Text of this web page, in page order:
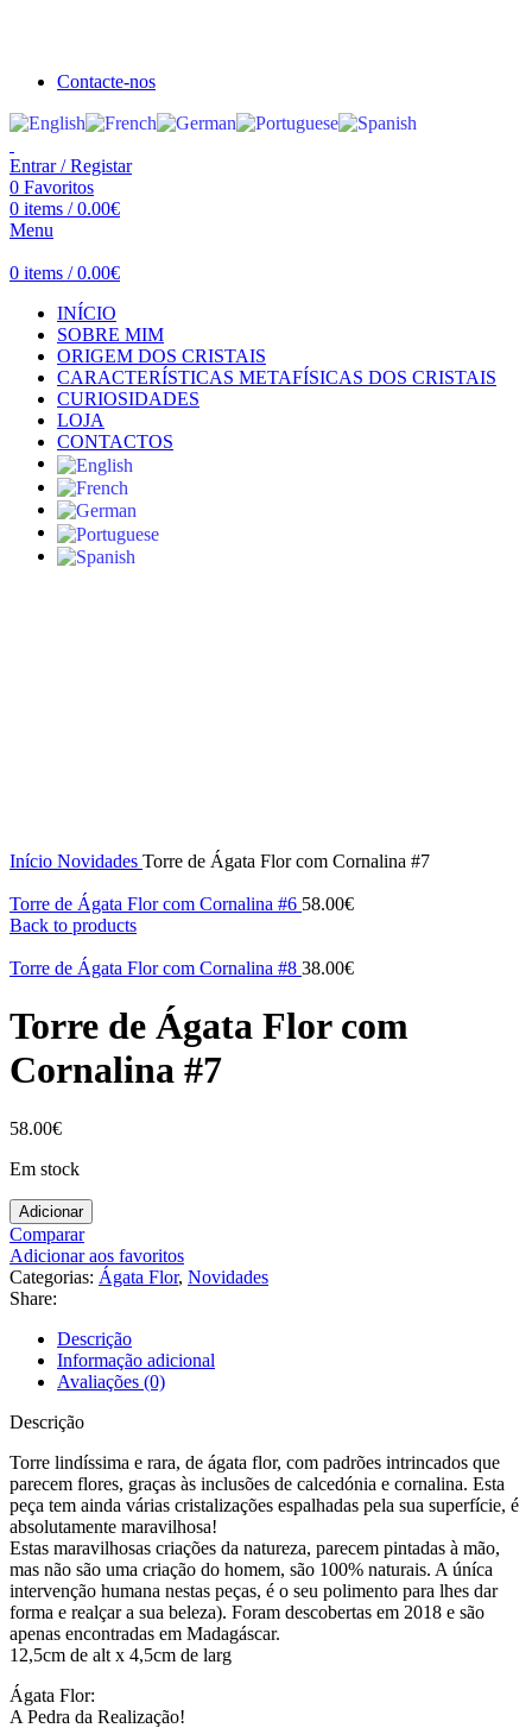
Contacte-nos
Entrar / Registar
0 Favoritos
0 items / 0.00€
Menu
0 items / 0.00€
INÍCIO
SOBRE MIM
ORIGEM DOS CRISTAIS
CARACTERÍSTICAS METAFÍSICAS DOS CRISTAIS
CURIOSIDADES
LOJA
CONTACTOS
Início Novidades Torre de Ágata Flor com Cornalina #7
Torre de Ágata Flor com Cornalina #6 58.00€
Back to products
Torre de Ágata Flor com Cornalina #8 38.00€
Torre de Ágata Flor com
Cornalina #7
58.00€
Em stock
Adicionar
Comparar
Adicionar aos favoritos
Categorias: Ágata Flor, Novidades
Share:
Descrição
Informação adicional
Avaliações (0)
Descrição
Torre lindíssima e rara, de ágata flor, com padrões intrincados que
parecem flores, graças às inclusões de calcedónia e cornalina. Esta
peça tem ainda várias cristalizações espalhadas pela sua superfície, é
absolutamente maravilhosa!
Estas maravilhosas criações da natureza, parecem pintadas à mão,
mas não são uma criação do homem, são 100% naturais. A úníca
intervenção humana nestas peças, é o seu polimento para lhes dar
forma e realçar a sua beleza). Foram descobertas em 2018 e são
apenas encontradas em Madagáscar.
12,5cm de alt x 4,5cm de larg
Ágata Flor:
A Pedra da Realização!